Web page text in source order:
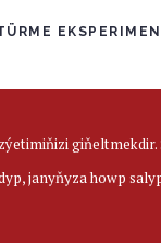
janyňyza howp